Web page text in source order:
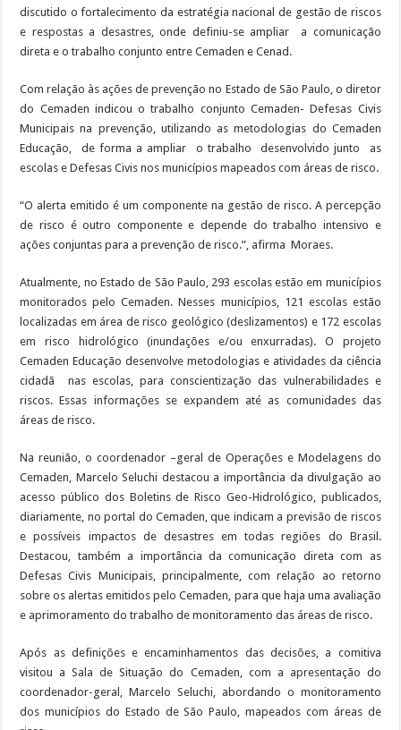
discutido o fortalecimento da estratégia nacional de gestão de riscos
e respostas a desastres, onde definiu-se ampliar a comunicação
direta e o trabalho conjunto entre Cemaden e Cenad.
Com relação às ações de prevenção no Estado de São Paulo, o diretor
do Cemaden indicou o trabalho conjunto Cemaden- Defesas Civis
Municipais na prevenção, utilizando as metodologias do Cemaden
Educação, de forma a ampliar o trabalho desenvolvido junto as
escolas e Defesas Civis nos municípios mapeados com áreas de risco.
“O alerta emitido é um componente na gestão de risco. A percepção
de risco é outro componente e depende do trabalho intensivo e
ações conjuntas para a prevenção de risco.”, afirma Moraes.
Atualmente, no Estado de São Paulo, 293 escolas estão em municípios
monitorados pelo Cemaden. Nesses municípios, 121 escolas estão
localizadas em área de risco geológico (deslizamentos) e 172 escolas
em risco hidrológico (inundações e/ou enxurradas). O projeto
Cemaden Educação desenvolve metodologias e atividades da ciência
cidadã nas escolas, para conscientização das vulnerabilidades e
riscos. Essas informações se expandem até as comunidades das
áreas de risco.
Na reunião, o coordenador –geral de Operações e Modelagens do
Cemaden, Marcelo Seluchi destacou a importância da divulgação ao
acesso público dos Boletins de Risco Geo-Hidrológico, publicados,
diariamente, no portal do Cemaden, que indicam a previsão de riscos
e possíveis impactos de desastres em todas regiões do Brasil.
Destacou, também a importância da comunicação direta com as
Defesas Civis Municipais, principalmente, com relação ao retorno
sobre os alertas emitidos pelo Cemaden, para que haja uma avaliação
e aprimoramento do trabalho de monitoramento das áreas de risco.
Após as definições e encaminhamentos das decisões, a comitiva
visitou a Sala de Situação do Cemaden, com a apresentação do
coordenador-geral, Marcelo Seluchi, abordando o monitoramento
dos municípios do Estado de São Paulo, mapeados com áreas de